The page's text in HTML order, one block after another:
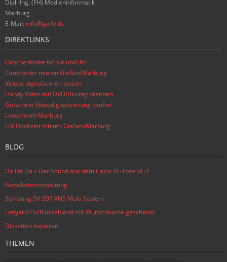
Dipl.-Ing. (FH) Medieninformatik
Marburg
E-Mail: info@galfe.de
DIREKTLINKS
Geschenkidee für sie und ihn
Camcorder mieten Gießen/Marburg
Videos digitalisieren lassen
Handy Video auf DVD/Blu-ray brennen
Gutschein Videodigitalisierung kaufen
Livestream Marburg
Für Hochzeit mieten Gießen/Marburg
BLOG
Da Da Da – Der Sound aus dem Casio VL-Tone VL-1
Newsletterverwaltung
Samsung SV-S97 VHS Multi System
Lanyard / Schlüsselband mit Wunschname geschenkt
Disketten kopieren
THEMEN